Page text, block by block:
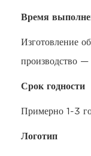
Время
Изготовление
производство —
Срок годности
Примерно 1-3
Логотип